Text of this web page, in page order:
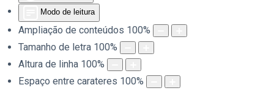
Modo de leitura
Ampliação de conteúdos 100%
Tamanho de letra 100%
Altura de linha 100%
Espaço entre carateres 100%